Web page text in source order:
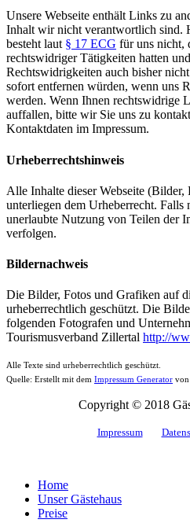
Unsere Webseite enthält Links zu
Inhalt wir nicht verantwortlich sind.
besteht laut § 17 ECG für uns nicht,
rechtswidriger Tätigkeiten hatten
Rechtswidrigkeiten auch bisher
sofort entfernen würden, wenn uns
werden. Wenn Ihnen rechtswidrige
auffallen, bitte wir Sie uns zu
Kontaktdaten im Impressum.
Urheberrechtshinweis
Alle Inhalte dieser Webseite (Bilder,
unterliegen dem Urheberrecht.
unerlaubte Nutzung von Teilen der
verfolgen.
Bildernachweis
Die Bilder, Fotos und Grafiken auf
urheberrechtlich geschützt. Die
folgenden Fotografen und
Tourismusverband Zillertal http://
Alle Texte sind urheberrechtlich geschützt.
Quelle: Erstellt mit dem Impressum Generator von
Copyright © 2018
Impressum
Home
Unser Gästehaus
Preise